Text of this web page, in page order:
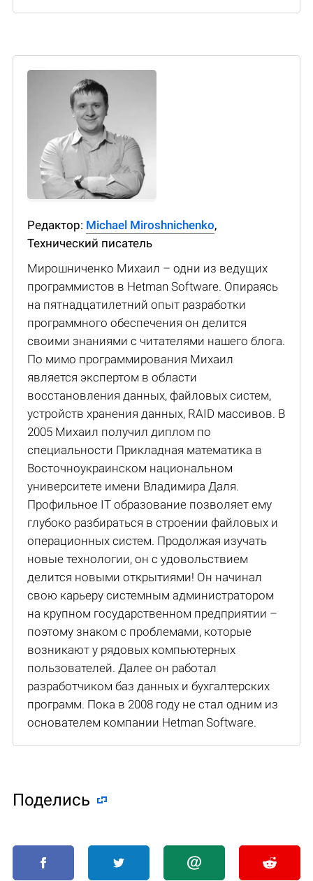
Редактор: Michael Miroshnichenko,
Технический писатель
Мирошниченко Михаил – одни из ведущих
программистов в Hetman Software. Опираясь
на пятнадцатилетний опыт разработки
программного обеспечения он делится
своими знаниями с читателями нашего блога.
По мимо программирования Михаил
является экспертом в области
восстановления данных, файловых систем,
устройств хранения данных, RAID массивов. В
2005 Михаил получил диплом по
специальности Прикладная математика в
Восточноукраинском национальном
университете имени Владимира Даля.
Профильное IT образование позволяет ему
глубоко разбираться в строении файловых и
операционных систем. Продолжая изучать
новые технологии, он с удовольствием
делится новыми открытиями! Он начинал
свою карьеру системным администратором
на крупном государственном предприятии –
поэтому знаком с проблемами, которые
возникают у рядовых компьютерных
пользователей. Далее он работал
разработчиком баз данных и бухгалтерских
программ. Пока в 2008 году не стал одним из
основателем компании Hetman Software.
Поделиcь